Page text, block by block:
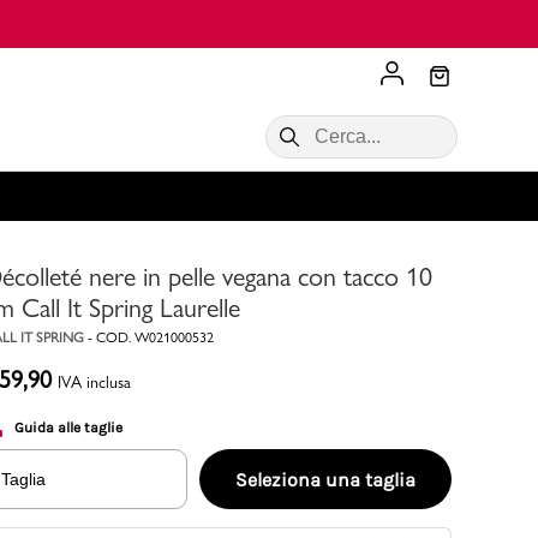
Acquista ora
VALIGIE CIAK
Scopri di più
Consigli
nere in pelle vegana con tacco 10
Call It Spring Laurelle
IT SPRING - COD. W021000532
59,90 IVA inclusa
Guida alle taglie
Taglia Seleziona una taglia